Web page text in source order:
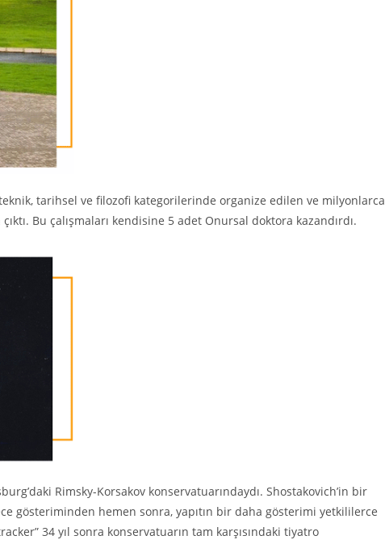
teknik, tarihsel ve filozofi kategorilerinde organize edilen ve milyonlarca
Bu çalışmaları kendisine 5 adet Onursal doktora kazandırdı.
Rimsky-Korsakov konservatuarındaydı. Shostakovich’in bir
gösteriminden hemen sonra, yapıtın bir daha gösterimi yetkililerce
34 yıl sonra konservatuarın tam karşısındaki tiyatro